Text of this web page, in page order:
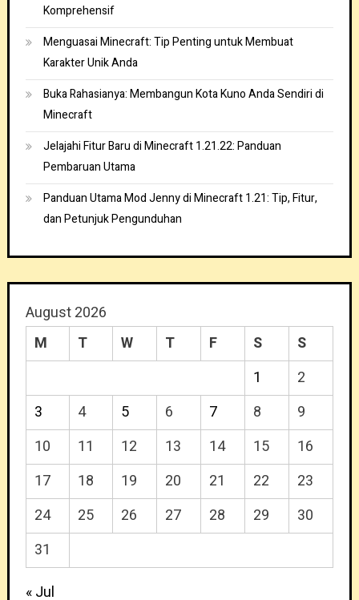
Komprehensif
Menguasai Minecraft: Tip Penting untuk Membuat
Karakter Unik Anda
Buka Rahasianya: Membangun Kota Kuno Anda Sendiri di
Minecraft
Jelajahi Fitur Baru di Minecraft 1.21.22: Panduan
Pembaruan Utama
Panduan Utama Mod Jenny di Minecraft 1.21: Tip, Fitur,
dan Petunjuk Pengunduhan
August 2026
M
T W T F S
S
1
2
3
4 5 6 7 8
9
10
11 12 13 14 15
16
17
18 19 20 21 22
23
24
25 26 27 28 29
30
31
« Jul